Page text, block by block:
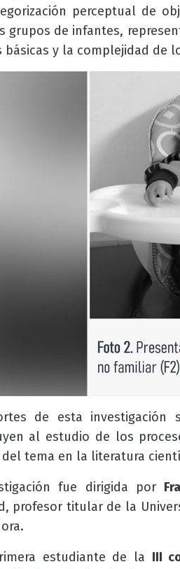
perceptual de
grupos de infantes,
básicas y la complejidad de
de esta investigación
al estudio de los
del tema en la literatura
fue dirigida por
profesor titular de la
estudiante de la III